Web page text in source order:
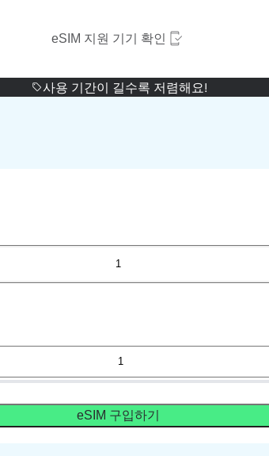
eSIM 지원 기기 확인
사용 기간이 길수록 저렴해요!
1
eSIM 구입하기